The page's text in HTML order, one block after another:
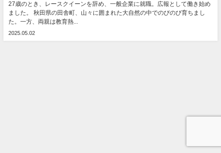
27歳のとき、レースクイーンを辞め、一般企業に就職。広報として働き始め
ました。 秋田県の田舎町、山々に囲まれた大自然の中でのびのび育ちまし
た。一方、両親は教育熱...
2025.05.02